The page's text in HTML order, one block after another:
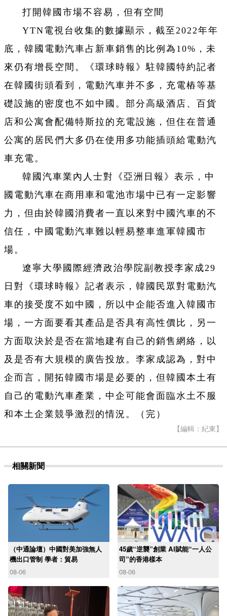
打開韓國市場不容易，但有空間
YTN電視台收集的數據顯示，截至2022年年
底，韓國電動汽車占新車銷售的比例為10%，未
來仍有增長空間。《環球時報》駐韓國特約記者
在韓國街頭看到，電動汽車并不多，充電樁等基
礎設施的密度也不如中國。部分高級酒店、百貨
店和公寓會配備特斯拉的充電設施，但住在普通
公寓的居民們大多仍在使用多功能插頭給電動汽
車充電。
韓國汽車業內人士對《亞洲日報》表示，中
國電動汽車在商用車和電池市場中已有一定影響
力，但由於韓國消費者一直以來對中國汽車的不
信任，中國電動汽車難以輕易整車進軍韓國市
場。
遼寧大學國際經濟政治學院副教授李家成29
日對《環球時報》記者表示，韓國民眾對電動汽
車的接受度不如中國，所以中企能否進入韓國市
場，一方面要看其產品是否具有高性價比，另一
方面取決於是否在當地建有自己的銷售網絡，以
及是否有大規模的廣告投放。李家成認為，對中
企而言，開拓韓國市場是必要的，但韓國本土有
自己的電動汽車產業，中企可能會面臨水土不服
和本土企業競爭激烈的情況。（完）
【編輯：紀東】
相關新聞
（中通論壇）中國對美加強無人
機出口管制 學者：貿易
08-06
45歲“逆襲”創業 AI賦能“一人公
司”的香港樣本
08-06